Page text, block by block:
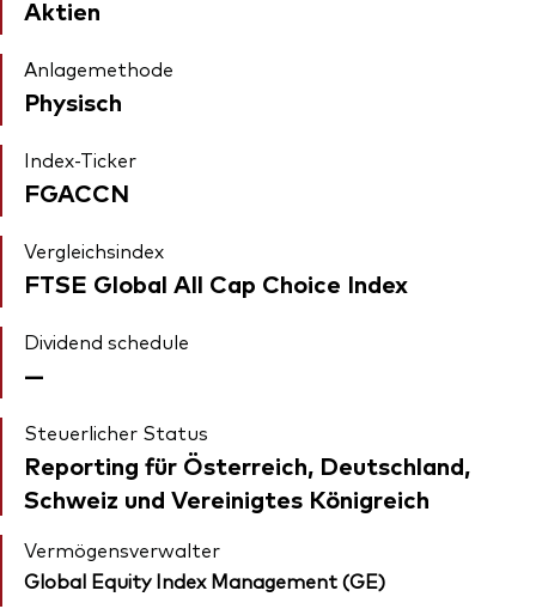
Aktien
Anlagemethode
Physisch
Index-Ticker
FGACCN
Vergleichsindex
FTSE Global All Cap Choice Index
Dividend schedule
—
Steuerlicher Status
Reporting für Österreich, Deutschland,
Schweiz und Vereinigtes Königreich
Vermögensverwalter
Global Equity Index Management (GE)